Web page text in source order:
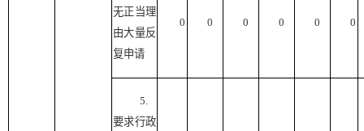
无正当理
由大量反
复申请
0 0 0 0 0 0
5.
要求行政